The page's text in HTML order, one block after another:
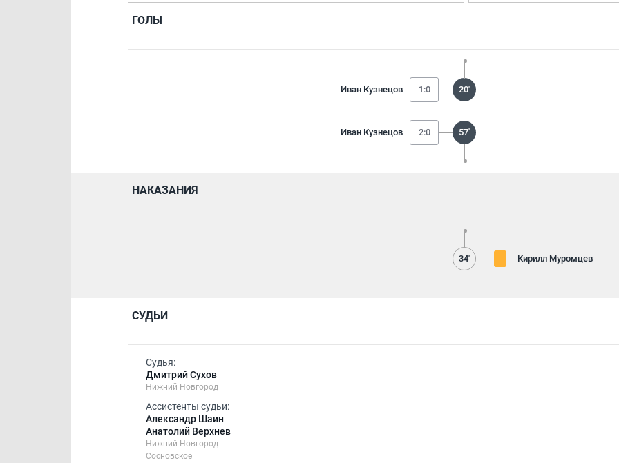
ГОЛЫ
Иван Кузнецов 1:0 20'
Иван Кузнецов 2:0 57'
НАКАЗАНИЯ
34' Кирилл Муромцев
СУДЬИ
Судья:
Дмитрий Сухов
Нижний Новгород
Ассистенты судьи:
Александр Шаин
Анатолий Верхнев
Нижний Новгород
Сосновское